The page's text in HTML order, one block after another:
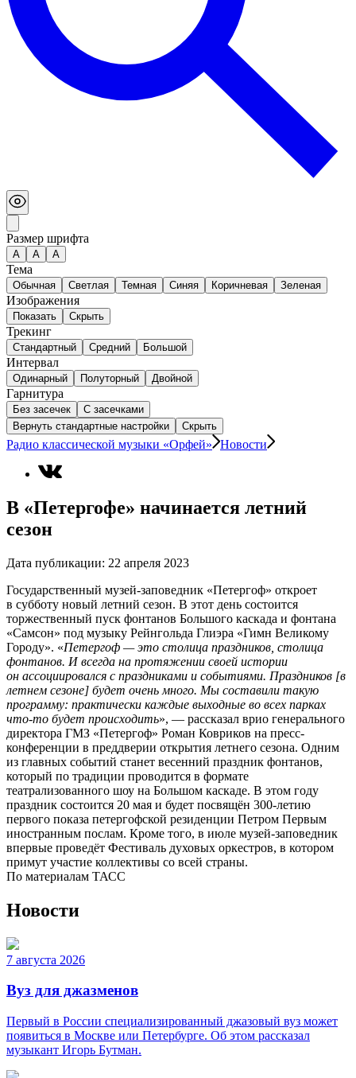
Размер шрифта
А A A
Тема
Обычная Светлая Темная Синяя Коричневая Зеленая
Изображения
Показать Скрыть
Трекинг
Стандартный Средний Большой
Интервал
Одинарный Полуторный Двойной
Гарнитура
Без засечек
С засечками
Вернуть стандартные настройки
Скрыть
Радио классической музыки «Орфей» Новости
В «Петергофе» начинается летний
сезон
Дата публикации: 22 апреля 2023
Государственный музей-заповедник «Петергоф» откроет
в субботу новый летний сезон. В этот день состоится
торжественный пуск фонтанов Большого каскада и фонтана
«Самсон» под музыку Рейнгольда Глиэра «Гимн Великому
Городу». «Петергоф — это столица праздников, столица
фонтанов. И всегда на протяжении своей истории
он ассоциировался с праздниками и событиями. Праздников [в
летнем сезоне] будет очень много. Мы составили такую
программу: практически каждые выходные во всех парках
что-то будет происходить», — рассказал врио генерального
директора ГМЗ «Петергоф» Роман Ковриков на пресс-
конференции в преддверии открытия летнего сезона. Одним
из главных событий станет весенний праздник фонтанов,
который по традиции проводится в формате
театрализованного шоу на Большом каскаде. В этом году
праздник состоится 20 мая и будет посвящён 300-летию
первого показа петергофской резиденции Петром Первым
иностранным послам. Кроме того, в июле музей-заповедник
впервые проведёт Фестиваль духовых оркестров, в котором
примут участие коллективы со всей страны.
По материалам ТАСС
Новости
7 августа 2026
Вуз для джазменов
Первый в России специализированный джазовый вуз может
появиться в Москве или Петербурге. Об этом рассказал
музыкант Игорь Бутман.